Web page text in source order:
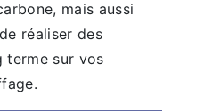
mais aussi
réaliser des
terme sur vos